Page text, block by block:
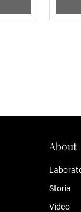
About
Storia
Video